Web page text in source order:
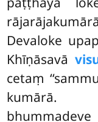
Devaloke
Khīṇāsavā
cetaṃ
kumārā.